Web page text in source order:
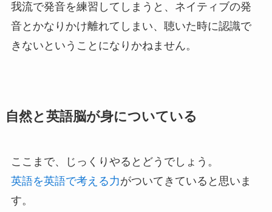
我流で発音を練習してしまうと、ネイティブの発
音とかなりかけ離れてしまい、聴いた時に認識で
きないということになりかねません。
自然と英語脳が身についている
ここまで、じっくりやるとどうでしょう。
英語を英語で考える力がついてきていると思いま
す。